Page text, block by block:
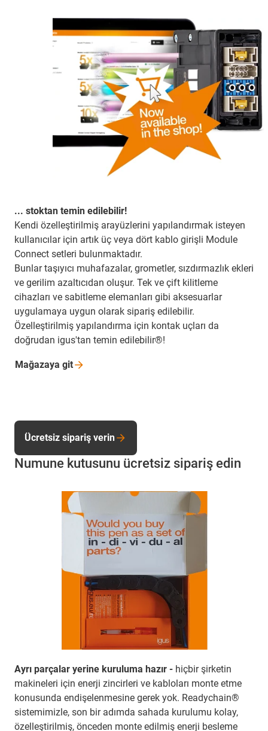
... stoktan temin edilebilir!
Kendi özelleştirilmiş arayüzlerini yapılandırmak isteyen
kullanıcılar için artık üç veya dört kablo girişli Module
Connect setleri bulunmaktadır.
Bunlar taşıyıcı muhafazalar, grometler, sızdırmazlık ekleri
ve gerilim azaltıcıdan oluşur. Tek ve çift kilitleme
cihazları ve sabitleme elemanları gibi aksesuarlar
uygulamaya uygun olarak sipariş edilebilir.
Özelleştirilmiş yapılandırma için kontak uçları da
doğrudan igus'tan temin edilebilir®!
Mağazaya git
Numune kutusunu ücretsiz sipariş edin
Ayrı parçalar yerine kuruluma hazır - hiçbir şirketin
makineleri için enerji zincirleri ve kabloları monte etme
konusunda endişelenmesine gerek yok. Readychain®
sistemimizle, son bir adımda sahada kurulumu kolay,
özelleştirilmiş, önceden monte edilmiş enerji besleme
Ücretsiz sipariş verin